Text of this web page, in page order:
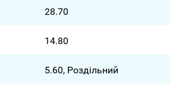
28.70
14.80
5.60, Роздільний